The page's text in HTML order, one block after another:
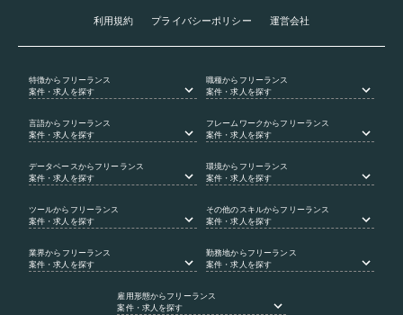
利用規約 プライバシーポリシー 運営会社
特徴からフリーランス
案件・求人を探す
職種からフリーランス
案件・求人を探す
言語からフリーランス
案件・求人を探す
フレームワークからフリーランス
案件・求人を探す
データベース からフリーランス
案件・求人を探す
環境からフリーランス
案件・求人を探す
ツールからフリーランス
案件・求人を探す
その他のスキルからフリーランス
案件・求人を探す
業界からフリーランス
案件・求人を探す
勤務地からフリーランス
案件・求人を探す
雇用形態からフリーランス
案件・求人を探す